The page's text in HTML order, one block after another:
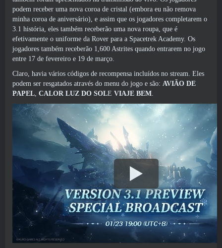
podem receber uma nova coroa de cristal (embora eu não remova
minha coroa de aniversário), e assim que os jogadores completarem o
3.1 história, eles também receberão uma nova roupa, que é
efetivamente o uniforme da Rover para a Spacetrek Academy. Os
jogadores também receberão 1,600 Astrites quando entrarem no jogo
entre 17 de fevereiro e 19 de março.
Claro, havia vários códigos de recompensa incluídos no stream. Eles
podem ser resgatados através do menu do jogo e são: AVIÃO DE
PAPEL, CALOR LUZ DO SOLE VIAJE BEM.